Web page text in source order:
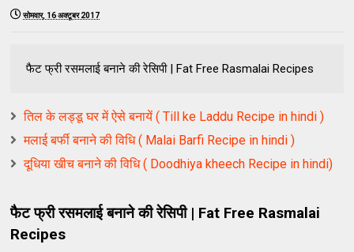
सोमवार, 16 अक्टूबर 2017
फैट फ्री रसमलाई बनाने की रेसिपी | Fat Free Rasmalai Recipes
तिल के लड्डू घर में ऐसे बनायें ( Till ke Laddu Recipe in hindi )
मलाई बर्फी बनाने की विधि ( Malai Barfi Recipe in hindi )
दूधिया खीच बनाने की विधि ( Doodhiya kheech Recipe in hindi)
फैट फ्री रसमलाई बनाने की रेसिपी | Fat Free Rasmalai
Recipes